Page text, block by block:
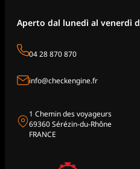
Aperto dal lunedì al venerdì
04 28 870 870
info@checkengine.fr
1 Chemin des voyageurs
69360 Sérézin-du-Rhône
FRANCE